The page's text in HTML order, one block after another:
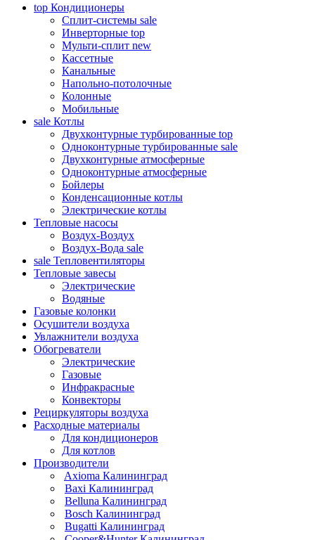
top Кондиционеры
Сплит-системы sale
Инверторные top
Мульти-сплит new
Кассетные
Канальные
Напольно-потолочные
Колонные
Мобильные
sale Котлы
Двухконтурные турбированные top
Одноконтурные турбированные sale
Двухконтурные атмосферные
Одноконтурные атмосферные
Бойлеры
Конденсационные котлы
Электрические котлы
Тепловые насосы
Воздух-Воздух
Воздух-Вода sale
sale Тепловентиляторы
Тепловые завесы
Электрические
Водяные
Газовые колонки
Осушители воздуха
Увлажнители воздуха
Обогреватели
Электрические
Газовые
Инфракрасные
Конвекторы
Рециркуляторы воздуха
Расходные материалы
Для кондиционеров
Для котлов
Производители
Axioma Калининград
Baxi Калининград
Belluna Калининград
Bosch Калининград
Bugatti Калининград